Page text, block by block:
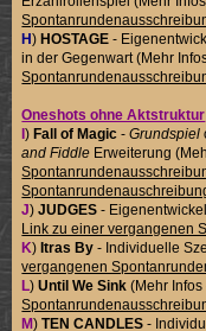
H)HOSTAGE -
in der Gegenwart (Mehr
Oneshots ohne Aktstruktur
I)Fall of Magic -Grundspiel
and Fiddle Erweiterung
J)JUDGES -
Link zu einer vergangenen
K)Itras By - Individuelle
vergangenen
L)Until We Sink (Mehr Infos
M)TEN CANDLES -